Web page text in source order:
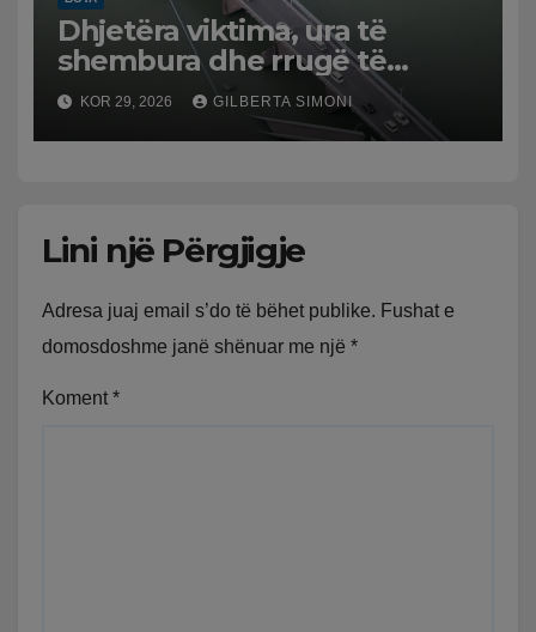
Dhjetëra viktima, ura të
shembura dhe rrugë të
dëmtuara! Japonia goditet
nga tërmeti i fuqishëm,
qindra mijëra të evakuuar
KOR 29, 2026 GILBERTA SIMONI
Lini një Përgjigje
Adresa juaj email s’do të bëhet publike. Fushat e
domosdoshme janë shënuar me një *
Koment *